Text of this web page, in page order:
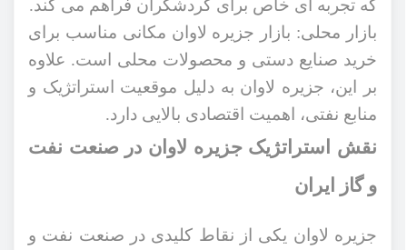
که تجربه ‌ای خاص برای گردشگران فراهم می ‌کند.
بازار محلی: بازار جزیره لاوان مکانی مناسب برای
خرید صنایع دستی و محصولات محلی است. علاوه
بر این، جزیره لاوان به دلیل موقعیت استراتژیک و
منابع نفتی، اهمیت اقتصادی بالایی دارد.
نقش استراتژیک جزیره لاوان در صنعت نفت
و گاز ایران
جزیره لاوان یکی از نقاط کلیدی در صنعت نفت و